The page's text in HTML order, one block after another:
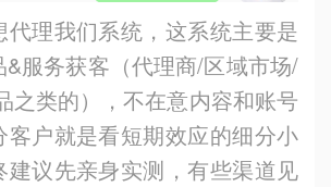
代理我们系统，这系统主要是
&服务获客（代理商/区域市场/
之类的），不在意内容和账号
客户就是看短期效应的细分小
建议先亲身实测，有些渠道见